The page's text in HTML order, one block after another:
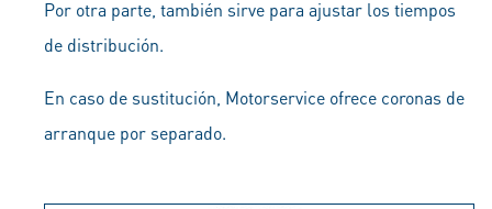
Por otra parte, también sirve para ajustar los tiempos
de distribución.
En caso de sustitución, Motorservice ofrece coronas de
arranque por separado.